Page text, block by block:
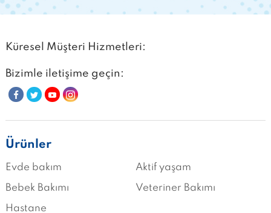
Küresel Müşteri Hizmetleri:
Bizimle iletişime geçin:
Ürünler
Evde bakım
Aktif yaşam
Bebek Bakımı
Veteriner Bakımı
Hastane